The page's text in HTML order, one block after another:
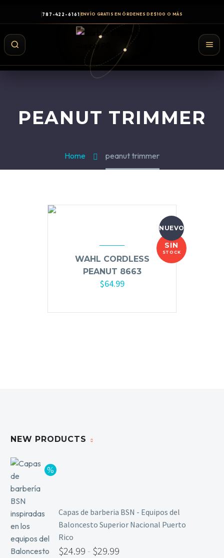
787-422-6161 ENVÍO GRATIS EN ÓRDENES DE $100 O MÁS
Ceras, Gels, Spray y Mousse
Peines, Cepillos y Capas
Blowers
Otros
Nail Drills
PEANUT TRIMMER
Home peanut trimmer
NUEVO
SIN
STOCK
WAHL CORDLESS
PEANUT 8663
$64.99
NEW PRODUCTS
Capas de barberia BSN - Equipos del
Baloncesto Superior Nacional Puerto
Rico
$24.99 - $29.99